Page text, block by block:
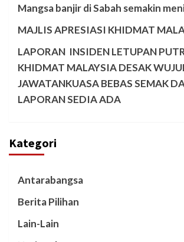
Mangsa banjir di Sabah semakin
MAJLIS APRESIASI KHIDMAT
LAPORAN INSIDEN LETUPAN
KHIDMAT MALAYSIA DESAK
JAWATANKUASA BEBAS SEMAK
LAPORAN SEDIA ADA
Kategori
Antarabangsa
Berita Pilihan
Lain-Lain